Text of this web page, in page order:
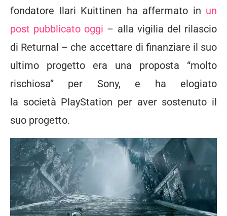
fondatore Ilari Kuittinen ha affermato in un
post pubblicato oggi – alla vigilia del rilascio
di Returnal – che accettare di finanziare il suo
ultimo progetto era una proposta “molto
rischiosa” per Sony, e ha elogiato
la società PlayStation per aver sostenuto il
suo progetto.